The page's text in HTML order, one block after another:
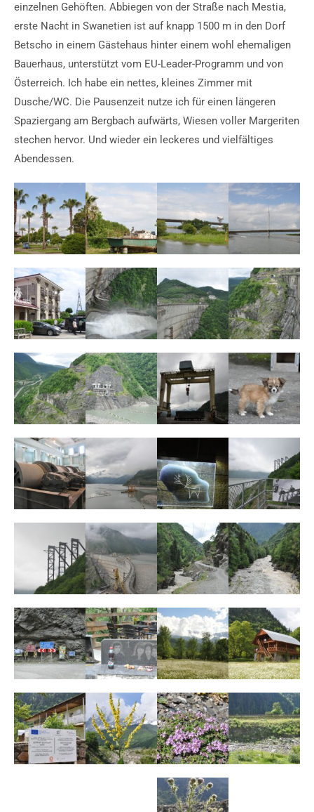
einzelnen Gehöften. Abbiegen von der Straße nach Mestia,
erste Nacht in Swanetien ist auf knapp 1500 m in den Dorf
Betscho in einem Gästehaus hinter einem wohl ehemaligen
Bauerhaus, unterstützt vom EU-Leader-Programm und von
Österreich. Ich habe ein nettes, kleines Zimmer mit
Dusche/WC. Die Pausenzeit nutze ich für einen längeren
Spaziergang am Bergbach aufwärts, Wiesen voller Margeriten
stechen hervor. Und wieder ein leckeres und vielfältiges
Abendessen.